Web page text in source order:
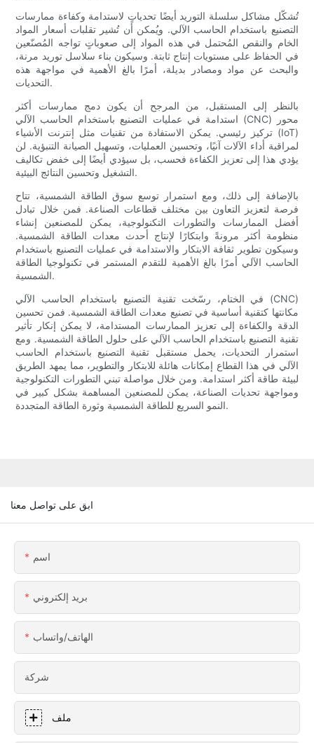
تُشكّل مشاكل سلسلة التوريد أيضًا تحدياتٍ لاستدامة وكفاءة ممارسات
التصنيع باستخدام الحاسب الآلي. ويُمكن أن تُشير تقلبات أسعار المواد
الخام والنقص المُحتمل في هذه المواد إلى صعوباتٍ تواجه المُصنّعين
في الحفاظ على مستويات إنتاج ثابتة. وسيكون بناء سلاسل توريد مرنة،
والبحث عن مواد ومصادر بديلة، أمرًا بالغ الأهمية في مواجهة هذه
التحديات.
بالنظر إلى المستقبل، من المرجح أن يكون دمج ممارسات أكثر
استدامة في عمليات التصنيع باستخدام الحاسب الآلي (CNC) محور
تركيز رئيسي. يمكن الاستفادة من تقنيات مثل إنترنت الأشياء (IoT)
لمراقبة أداء الآلات آنيًا، وتحسين العمليات، وتسهيل الصيانة التنبؤية. لن
يؤدي هذا إلى تعزيز الكفاءة فحسب، بل سيؤدي أيضًا إلى خفض تكاليف
التشغيل وتحسين النتائج البيئية.
بالإضافة إلى ذلك، ومع استمرار توسع سوق الطاقة الشمسية، تتاح
فرصة لتعزيز التعاون بين مختلف قطاعات الصناعة. فمن خلال تبادل
أفضل الممارسات والتطورات التكنولوجية، يمكن للمصنعين إنشاء
منظومة أكثر مرونةً وابتكارًا لإنتاج أحدث معدات الطاقة الشمسية.
وسيكون تطوير ثقافة الابتكار والاستدامة في عمليات التصنيع باستخدام
الحاسب الآلي أمرًا بالغ الأهمية للتقدم المستمر في تكنولوجيا الطاقة
الشمسية.
في الختام، رسّخت تقنية التصنيع باستخدام الحاسب الآلي (CNC)
مكانتها كتقنية أساسية في تصنيع معدات الطاقة الشمسية. فمن تحسين
الدقة والكفاءة إلى تعزيز الممارسات المستدامة، لا يمكن إنكار تأثير
تقنية التصنيع باستخدام الحاسب الآلي على حلول الطاقة الشمسية. ومع
استمرار التحديات، يحمل مستقبل تقنية التصنيع باستخدام الحاسب
الآلي في هذا القطاع إمكانات هائلة للابتكار والتطوير، مما يمهد الطريق
لبيئة طاقة أكثر استدامة. ومن خلال مواصلة تبني التطورات التكنولوجية
ومواجهة تحديات الصناعة، يمكن للمصنعين المساهمة بشكل كبير في
النمو السريع للطاقة الشمسية وثورة الطاقة المتجددة.
ابق على تواصل معنا
اسم
بريد إلكتروني
الهاتف/واتساب
شركة
ملف